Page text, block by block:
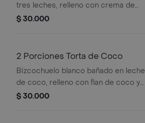
tres leches, relleno con crema de
leche y salsa de mora, sin cubierta de
silvestres.conservese refrigerada; su
triangular o rectangular.
$ 30.000
2 Porciones Torta de Coco
Bizcochuelo blanco bañado en leche
de coco, relleno con flan de coco y
arequipe, cubierta con crema de
$ 30.000